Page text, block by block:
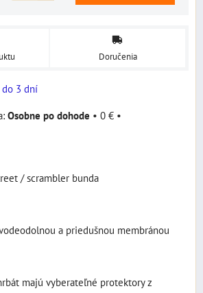
Doručenia
3 dní
Osobne po dohode • 0 € •
/ scrambler bunda
a priedušnou membránou
majú vyberateľné protektory z